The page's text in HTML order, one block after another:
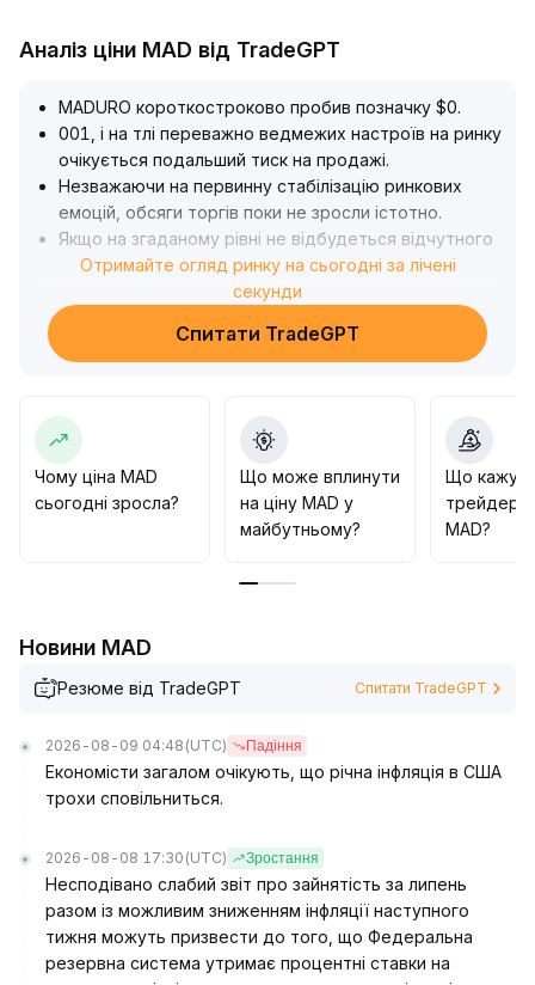
Аналіз ціни MAD від TradeGPT
MADURO короткостроково пробив позначку $0.
001, і на тлі переважно ведмежих настроїв на ринку
очікується подальший тиск на продажі.
Незважаючи на первинну стабілізацію ринкових
емоцій, обсяги торгів поки не зросли істотно.
Якщо на згаданому рівні не відбудеться відчутного
повернення ліквідності, існує ризик подальшого
Рекомендація: на цьому етапі варто контролювати
позиції та уникати глибоких просадок, звертати
Після стабілізації й зростання обсягів біля $0
001 можна поступово формувати позицію, суворо
обмежуючи ризики
Отримайте огляд ринку на сьогодні за лічені
секунди
Спитати TradeGPT
Чому ціна MAD
сьогодні зросла?
Що може вплинути
на ціну MAD у
майбутньому?
Що
трейдери
MAD?
Новини MAD
Резюме від TradeGPT Спитати TradeGPT
2026-08-09 04:48 (UTC) Падіння
Економісти загалом очікують, що річна інфляція в США
трохи сповільниться.
2026-08-08 17:30 (UTC) Зростання
Несподівано слабий звіт про зайнятість за липень
разом із можливим зниженням інфляції наступного
тижня можуть призвести до того, що Федеральна
резервна система утримає процентні ставки на